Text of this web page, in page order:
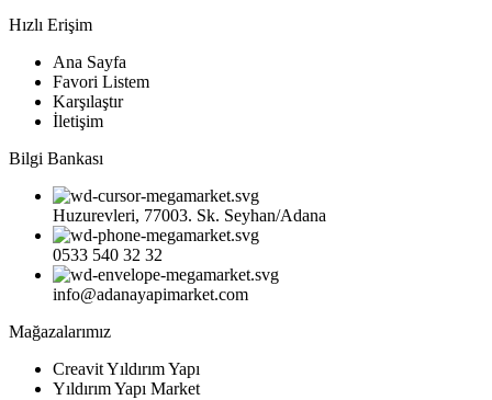
Hızlı Erişim
Ana Sayfa
Favori Listem
Karşılaştır
İletişim
Bilgi Bankası
Huzurevleri, 77003. Sk. Seyhan/Adana
0533 540 32 32
info@adanayapimarket.com
Mağazalarımız
Creavit Yıldırım Yapı
Yıldırım Yapı Market